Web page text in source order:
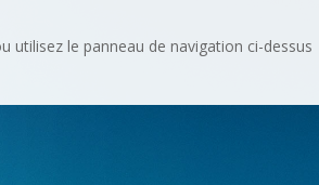
utilisez le panneau de navigation ci-dessus